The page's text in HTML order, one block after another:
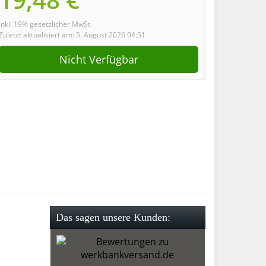
19% gesetzlicher MwSt.
aktualisiert am: 5. August 2026 04:51
Nicht Verfügbar
Das sagen unsere Kunden: